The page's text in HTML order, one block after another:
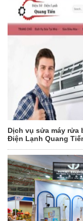
Dịch vụ sửa máy rửa
Điện Lạnh Quang